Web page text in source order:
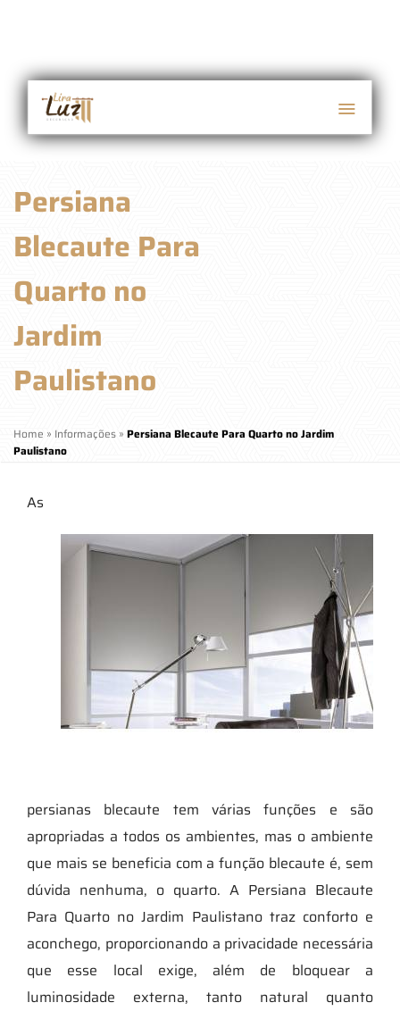
Persiana
Blecaute Para
Quarto no
Jardim
Paulistano
Home » Informações » Persiana Blecaute Para Quarto no Jardim
Paulistano
As
persianas blecaute tem várias funções e são
apropriadas a todos os ambientes, mas o ambiente
que mais se beneficia com a função blecaute é, sem
dúvida nenhuma, o quarto. A Persiana Blecaute
Para Quarto no Jardim Paulistano traz conforto e
aconchego, proporcionando a privacidade necessária
que esse local exige, além de bloquear a
luminosidade externa, tanto natural quanto